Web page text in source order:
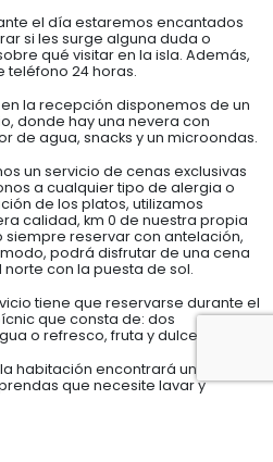
el día estaremos encantados
si les surge alguna duda o
qué visitar en la isla. Además,
teléfono 24 horas.
en la recepción disponemos de un
donde hay una nevera con
de agua, snacks y un microondas.
un servicio de cenas exclusivas
a cualquier tipo de alergia o
de los platos, utilizamos
calidad, km 0 de nuestra propia
siempre reservar con antelación,
podrá disfrutar de una cena
con la puesta de sol.
tiene que reservarse durante el
que consta de: dos
o refresco, fruta y dulce.
habitación encontrará una cesta,
que necesite lavar y